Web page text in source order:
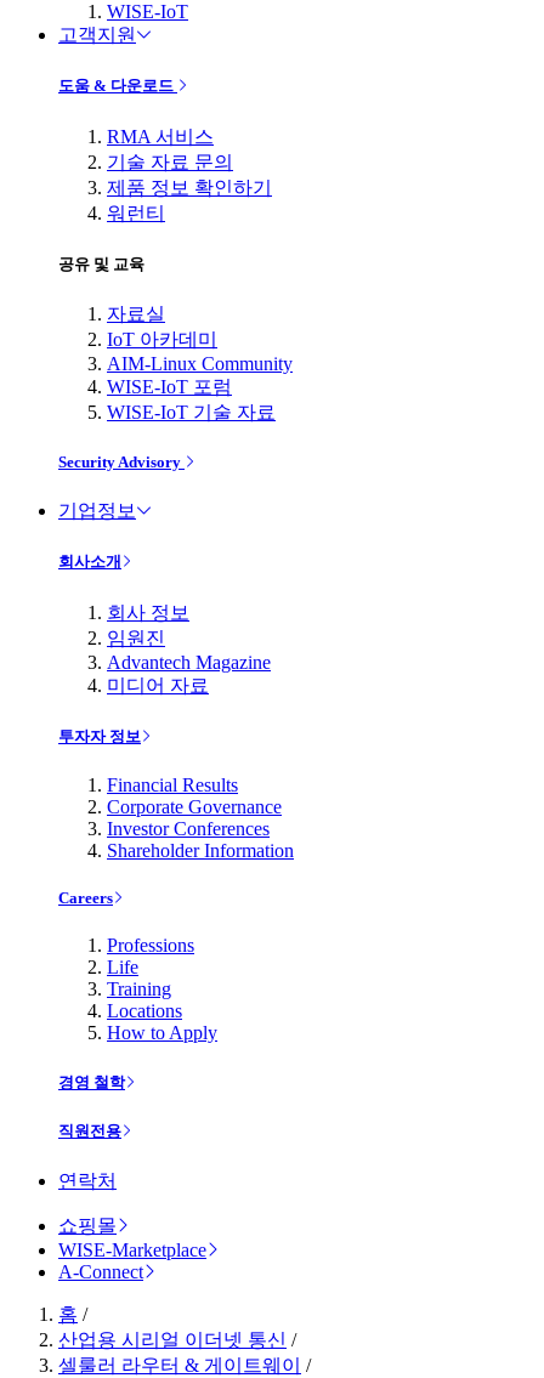
WISE-IoT
고객지원
도움 & 다운로드
RMA 서비스
기술 자료 문의
제품 정보 확인하기
워런티
공유 및 교육
자료실
IoT 아카데미
AIM-Linux Community
WISE-IoT 포럼
WISE-IoT 기술 자료
Security Advisory
기업정보
회사소개
회사 정보
임원진
Advantech Magazine
미디어 자료
투자자 정보
Financial Results
Corporate Governance
Investor Conferences
Shareholder Information
Careers
Professions
Life
Training
Locations
How to Apply
경영 철학
직원전용
연락처
쇼핑몰
WISE-Marketplace
A-Connect
홈 /
산업용 시리얼 이더넷 통신 /
셀룰러 라우터 & 게이트웨이
/